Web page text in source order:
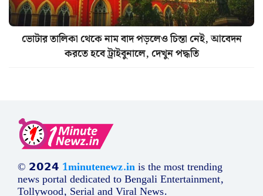
ভোটার তালিকা থেকে নাম বাদ পড়লেও চিন্তা নেই, আবেদন
করতে হবে ট্রাইবুনালে, দেখুন পদ্ধতি
© 𝟮𝟬𝟮𝟰 1minutenewz.inis the most trending
news portal dedicated to Bengali Entertainment,
Tollywood, Serial and Viral News.